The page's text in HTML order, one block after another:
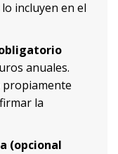
incluyen en el
anuales.
la
(opcional